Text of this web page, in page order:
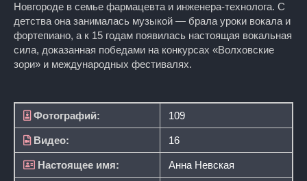
Новгороде в семье фармацевта и инженера-технолога. С
детства она занималась музыкой — брала уроки вокала и
фортепиано, а к 15 годам появилась настоящая вокальная
сила, доказанная победами на конкурсах «Волховские
зори» и международных фестивалях.
Фотографий: 109
Видео: 16
Настоящее имя: Анна Невская